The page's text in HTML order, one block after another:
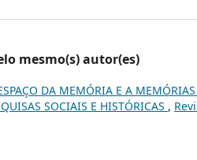
mesmo(s) autor(es)
DA MEMÓRIA E A
SOCIAIS E HISTÓRICAS ,